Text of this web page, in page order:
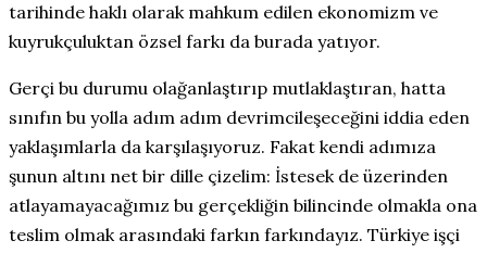
tarihinde haklı olarak mahkum edilen ekonomizm ve
kuyrukçuluktan özsel farkı da burada yatıyor.
Gerçi bu durumu olağanlaştırıp mutlaklaştıran, hatta
sınıfın bu yolla adım adım devrimcileşeceğini iddia eden
yaklaşımlarla da karşılaşıyoruz. Fakat kendi adımıza
şunun altını net bir dille çizelim: İstesek de üzerinden
atlayamayacağımız bu gerçekliğin bilincinde olmakla ona
teslim olmak arasındaki farkın farkındayız. Türkiye işçi